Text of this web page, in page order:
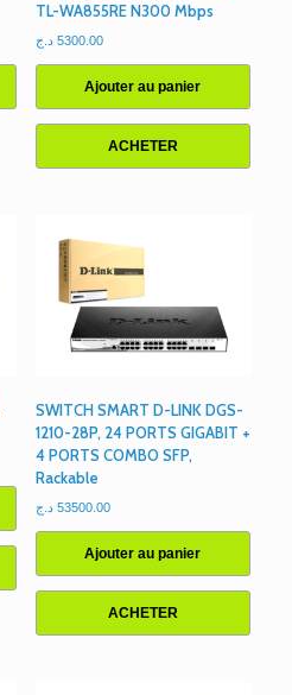
TL-WA855RE N300 Mbps
5300.00 د.ج
Ajouter au panier
ACHETER
SWITCH SMART D-LINK DGS-
1210-28P, 24 PORTS GIGABIT +
4 PORTS COMBO SFP,
Rackable
53500.00 د.ج
Ajouter au panier
ACHETER